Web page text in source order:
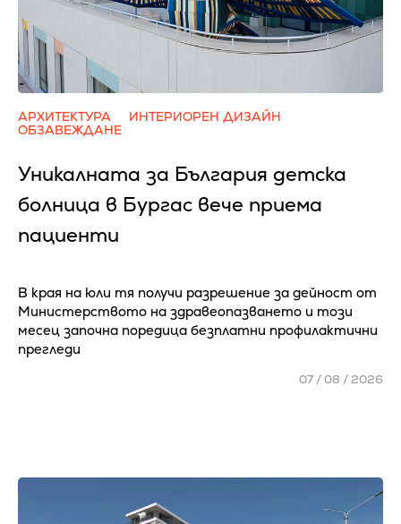
АРХИТЕКТУРА
ИНТЕРИОРЕН ДИЗАЙН
ОБЗАВЕЖДАНЕ
Уникалната за България детска
болница в Бургас вече приема
пациенти
В края на юли тя получи разрешение за дейност от
Министерството на здравеопазването и този
месец започна поредица безплатни профилактични
прегледи
07 / 08 / 2026